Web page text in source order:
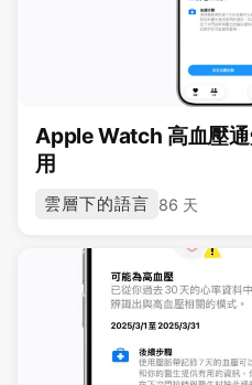
Apple Watch 高血壓
用
雲層下的語言 86 天